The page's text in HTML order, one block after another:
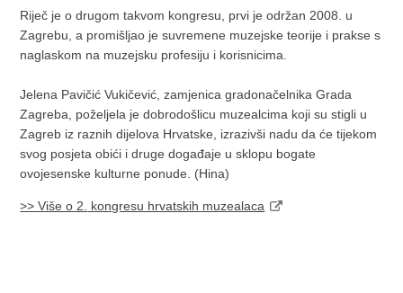
Riječ je o drugom takvom kongresu, prvi je održan 2008. u
Zagrebu, a promišljao je suvremene muzejske teorije i prakse s
naglaskom na muzejsku profesiju i korisnicima.
Jelena Pavičić Vukičević, zamjenica gradonačelnika Grada
Zagreba, poželjela je dobrodošlicu muzealcima koji su stigli u
Zagreb iz raznih dijelova Hrvatske, izrazivši nadu da će tijekom
svog posjeta obići i druge događaje u sklopu bogate
ovojesenske kulturne ponude. (Hina)
>> Više o 2. kongresu hrvatskih muzealaca